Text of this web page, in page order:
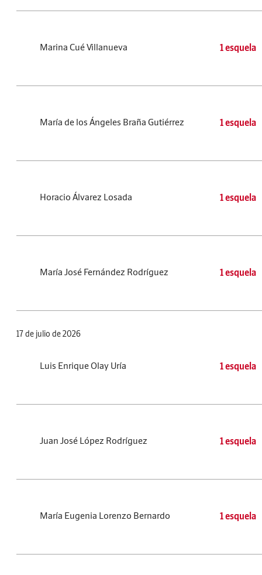
Marina Cué Villanueva 1 esquela
María de los Ángeles Braña Gutiérrez 1 esquela
Horacio Álvarez Losada 1 esquela
María José Fernández Rodríguez 1 esquela
17 de julio de 2026
Luis Enrique Olay Uría 1 esquela
Juan José López Rodríguez 1 esquela
María Eugenia Lorenzo Bernardo 1 esquela